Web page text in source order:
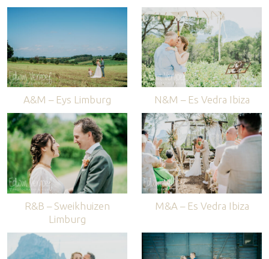
A&M – Eys Limburg N&M – Es Vedra Ibiza
R&B – Sweikhuizen
Limburg
M&A – Es Vedra Ibiza